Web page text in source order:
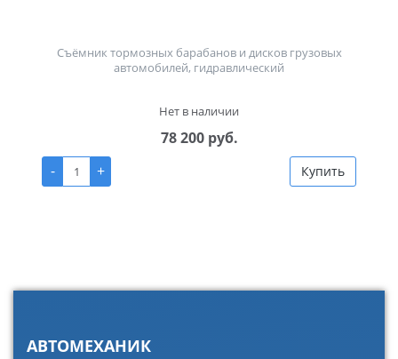
Съёмник тормозных барабанов и дисков грузовых
автомобилей, гидравлический
Нет в наличии
78 200 руб.
-
+ Купить
АВТОМЕХАНИК